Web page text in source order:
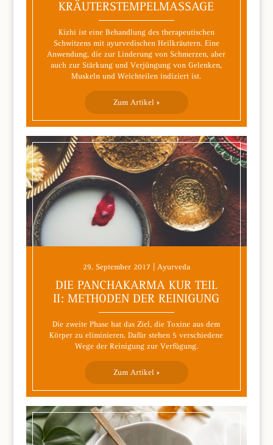
KRÄUTERSTEMPELMASSAGE
Kizhi ist eine Behandlung des therapeutischen
Schwitzens mit ayurvedischen Heilkräutern. Eine
Anwendung, die zur Linderung von Schmerzen, aber
auch zur Stärkung und Verjüngung von Gelenken,
Muskeln und Weichteilen indiziert ist.
Zum Artikel »
29. September 2017 | Ayurveda
DIE PANCHAKARMA KUR TEIL
II: METHODEN DER REINIGUNG
Die zweite Phase hat das Ziel, die Toxine aus dem
Körper zu eliminieren. Dafür stehen 5 verschiedene
Wege der Reinigung zur Verfügung.
Zum Artikel »